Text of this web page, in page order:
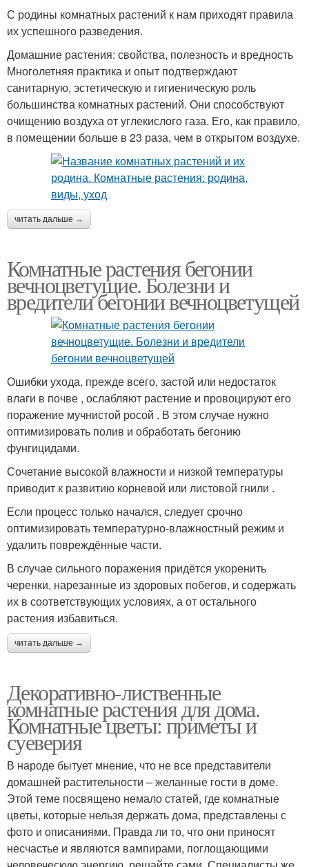
С родины комнатных растений к нам приходят правила
их успешного разведения.
Домашние растения: свойства, полезность и вредность
Многолетняя практика и опыт подтверждают
санитарную, эстетическую и гигиеническую роль
большинства комнатных растений. Они способствуют
очищению воздуха от углекислого газа. Его, как правило,
в помещении больше в 23 раза, чем в открытом воздухе.
читать дальше →
Комнатные растения бегонии
вечноцветущие. Болезни и
вредители бегонии вечноцветущей
Ошибки ухода, прежде всего, застой или недостаток
влаги в почве , ослабляют растение и провоцируют его
поражение мучнистой росой . В этом случае нужно
оптимизировать полив и обработать бегонию
фунгицидами.
Сочетание высокой влажности и низкой температуры
приводит к развитию корневой или листовой гнили .
Если процесс только начался, следует срочно
оптимизировать температурно-влажностный режим и
удалить повреждённые части.
В случае сильного поражения придётся укоренить
черенки, нарезанные из здоровых побегов, и содержать
их в соответствующих условиях, а от остального
растения избавиться.
читать дальше →
Декоративно-лиственные
комнатные растения для дома.
Комнатные цветы: приметы и
суеверия
В народе бытует мнение, что не все представители
домашней растительности – желанные гости в доме.
Этой теме посвящено немало статей, где комнатные
цветы, которые нельзя держать дома, представлены с
фото и описаниями. Правда ли то, что они приносят
несчастье и являются вампирами, поглощающими